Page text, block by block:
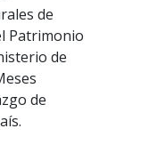
de
Patrimonio
de
de